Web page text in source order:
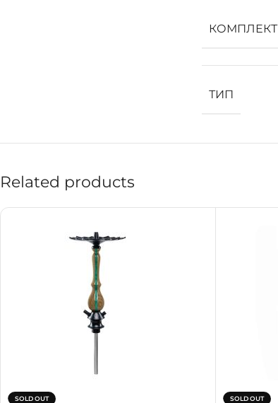
КОМПЛЕКТ
ТИП
Related products
SOLD OUT SOLD OUT